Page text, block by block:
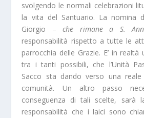
svolgendo le normali celebrazioni
la vita del Santuario. La nomina
Giorgio –che rimane a S.
responsabilità rispetto a tutte le
parrocchia delle Grazie. E’ in
tra i tanti possibili, che l’Unità
Sacco sta dando verso una
comunità. Un altro passo
conseguenza di tali scelte, sarà
responsabilità che i laici sono